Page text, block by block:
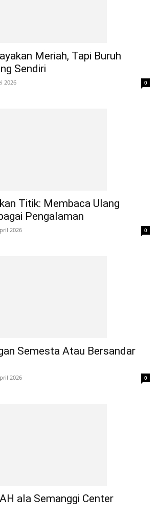
Meriah, Tapi Buruh
Sendiri
2026 0
Titik: Membaca Ulang
Pengalaman
2026 0
Semesta Atau Bersandar
2026 0
ala Semanggi Center